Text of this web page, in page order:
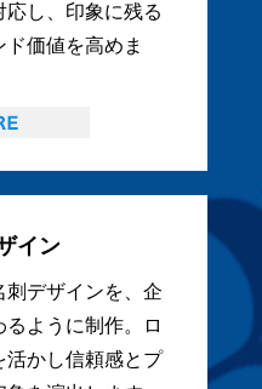
し、印象に残る
価値を高めま
イン
デザインを、企
ように制作。ロ
活かし信頼感とプ